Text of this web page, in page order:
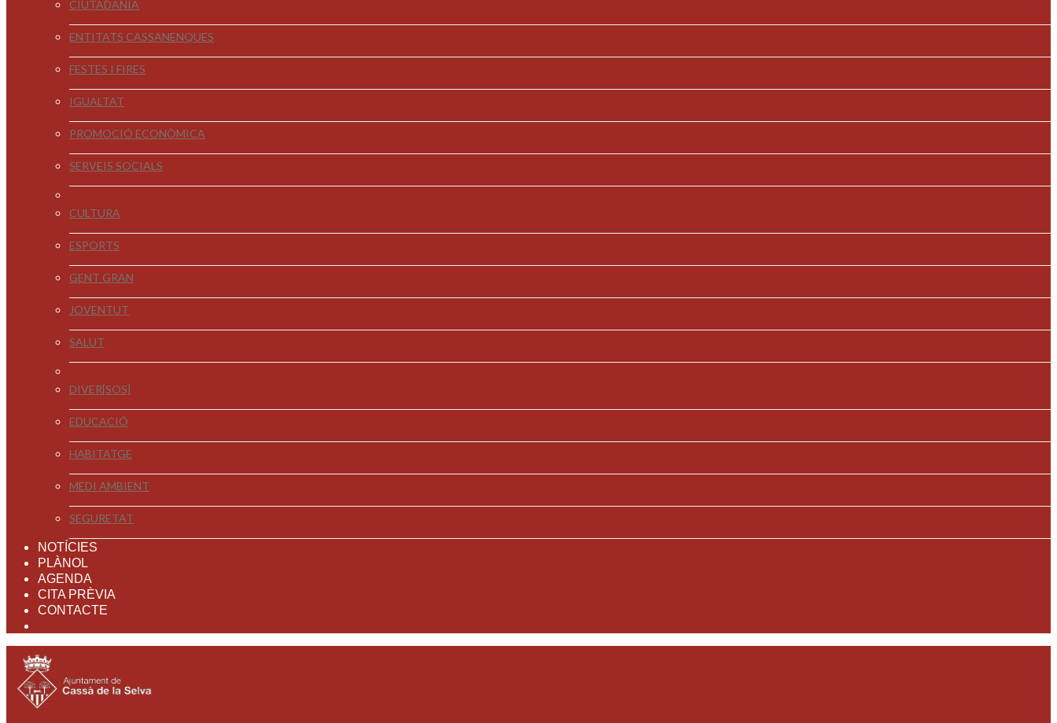
CIUTADANIA
ENTITATS CASSANENQUES
FESTES I FIRES
IGUALTAT
PROMOCIÓ ECONÒMICA
SERVEIS SOCIALS
CULTURA
ESPORTS
GENT GRAN
JOVENTUT
SALUT
DIVER[SOS]
EDUCACIÓ
HABITATGE
MEDI AMBIENT
SEGURETAT
NOTÍCIES
PLÀNOL
AGENDA
CITA PRÈVIA
CONTACTE